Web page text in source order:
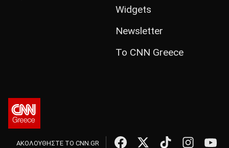
Widgets
Newsletter
Το CNN Greece
ΑΚΟΛΟΥΘΗΣΤΕ ΤΟ CNN.GR